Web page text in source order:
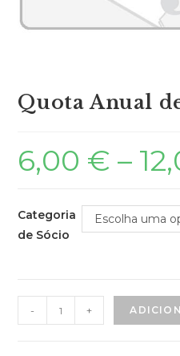
Quota Anual
6,00 € –
Categoria
de Sócio
Escolha uma
- +